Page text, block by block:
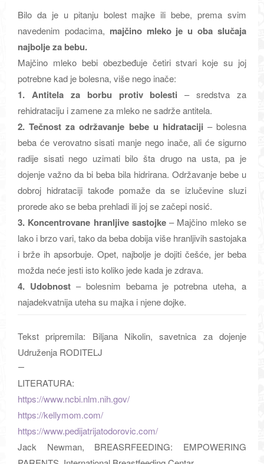
Bilo da je u pitanju bolest majke ili bebe, prema svim
navedenim podacima, majčino mleko je u oba slučaja
najbolje za bebu.
Majčino mleko bebi obezbeđuje četiri stvari koje su joj
potrebne kad je bolesna, više nego inače:
1. Antitela za borbu protiv bolesti – sredstva za
rehidrataciju i zamene za mleko ne sadrže antitela.
2. Tečnost za održavanje bebe u hidrataciji – bolesna
beba će verovatno sisati manje nego inače, ali će sigurno
radije sisati nego uzimati bilo šta drugo na usta, pa je
dojenje važno da bi beba bila hidrirana. Održavanje bebe u
dobroj hidrataciji takođe pomaže da se izlučevine sluzi
prorede ako se beba prehladi ili joj se začepi nosić.
3. Koncentrovane hranljive sastojke– Majčino mleko se
lako i brzo vari, tako da beba dobija više hranljivih sastojaka
i brže ih apsorbuje. Opet, najbolje je dojiti češće, jer beba
možda neće jesti isto koliko jede kada je zdrava.
4. Udobnost– bolesnim bebama je potrebna uteha, a
najadekvatnija uteha su majka i njene dojke.
Tekst pripremila: Biljana Nikolin, savetnica za dojenje
Udruženja RODITELJ
—
LITERATURA:
https://www.ncbi.nlm.nih.gov/
https://kellymom.com/
https://www.pedijatrijatodorovic.com/
Jack Newman, BREASRFEEDING: EMPOWERING